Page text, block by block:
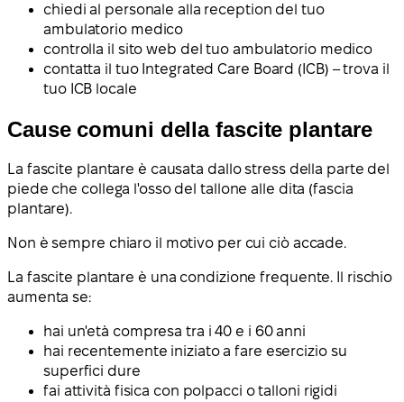
chiedi al personale alla reception del tuo
ambulatorio medico
controlla il sito web del tuo ambulatorio medico
contatta il tuo Integrated Care Board (ICB) – trova il
tuo ICB locale
Cause comuni della fascite plantare
La fascite plantare è causata dallo stress della parte del
piede che collega l'osso del tallone alle dita (fascia
plantare).
Non è sempre chiaro il motivo per cui ciò accade.
La fascite plantare è una condizione frequente. Il rischio
aumenta se:
hai un'età compresa tra i 40 e i 60 anni
hai recentemente iniziato a fare esercizio su
superfici dure
fai attività fisica con polpacci o talloni rigidi